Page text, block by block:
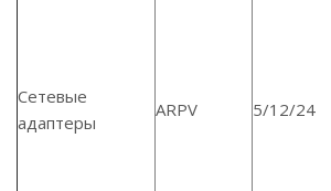
Сетевые
адаптеры
ARPV 5/12/24